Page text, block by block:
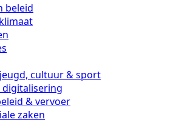
beleid
cultuur & sport
& vervoer
zaken